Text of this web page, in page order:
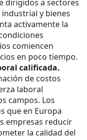
dirigidos a sectores
y bienes
activamente la
comiencen
en poco tiempo.
calificada.
de costos
laboral
campos. Los
que en Europa
empresas reducir
la calidad del